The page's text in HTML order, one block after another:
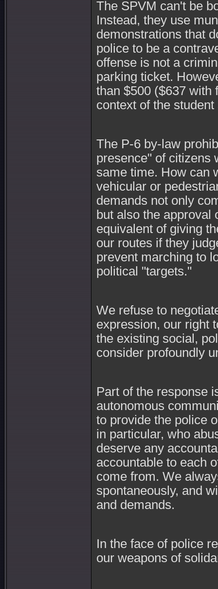
The SPVM can't be
Instead, they use
demonstrations that
police to be a
offense is not a
parking ticket.
than $500 ($637 with
context of the
The P-6 by-law
presence" of citizens
same time. How can
vehicular or
demands not only
but also the approval
equivalent of giving
our routes if they
prevent marching to
political "targets."
We refuse to
expression, our right
the existing social,
consider profoundly
Part of the response
autonomous
to provide the police
in particular, who
deserve any
accountable to each
come from. We
spontaneously, and
and demands.
In the face of police
our weapons of